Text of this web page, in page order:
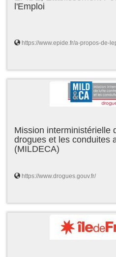
l'Emploi
https://www.epide.fr/a-propos-de-
Mission interministérielle
drogues et les conduites
(MILDECA)
https://www.drogues.gouv.fr/